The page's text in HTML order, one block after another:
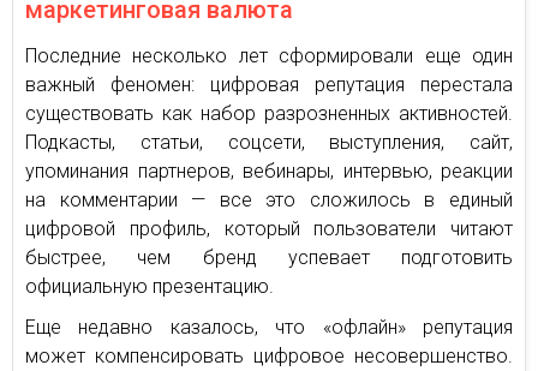
маркетинговая валюта
Последние несколько лет сформировали еще один
важный феномен: цифровая репутация перестала
существовать как набор разрозненных активностей.
Подкасты, статьи, соцсети, выступления, сайт,
упоминания партнеров, вебинары, интервью, реакции
на комментарии — все это сложилось в единый
цифровой профиль, который пользователи читают
быстрее, чем бренд успевает подготовить
официальную презентацию.
Еще недавно казалось, что «офлайн» репутация
может компенсировать цифровое несовершенство.